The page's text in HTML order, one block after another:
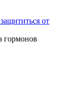
от
гормонов